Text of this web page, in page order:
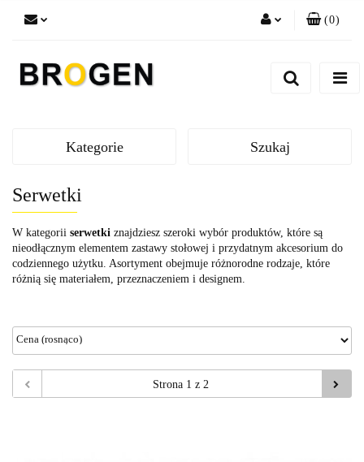
(0)
Kategorie Szukaj
Serwetki
W kategorii serwetki znajdziesz szeroki wybór produktów, które są
nieodłącznym elementem zastawy stołowej i przydatnym akcesorium do
codziennego użytku. Asortyment obejmuje różnorodne rodzaje, które
różnią się materiałem, przeznaczeniem i designem.